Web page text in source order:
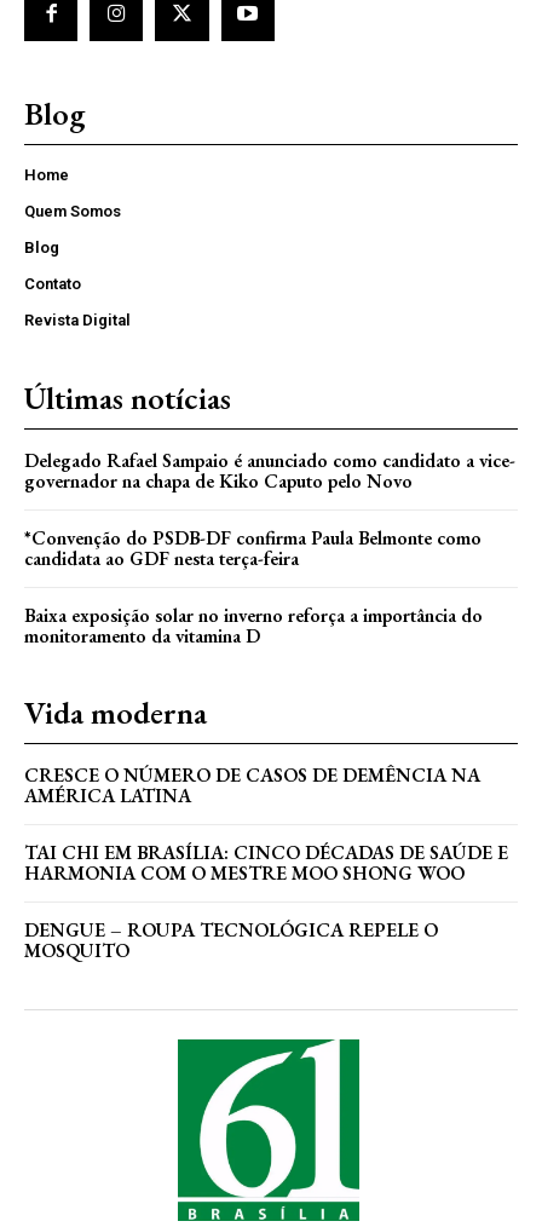
Blog
Home
Quem Somos
Blog
Contato
Revista Digital
Últimas notícias
Delegado Rafael Sampaio é anunciado como candidato a vice-
governador na chapa de Kiko Caputo pelo Novo
*Convenção do PSDB-DF confirma Paula Belmonte como
candidata ao GDF nesta terça-feira
Baixa exposição solar no inverno reforça a importância do
monitoramento da vitamina D
Vida moderna
CRESCE O NÚMERO DE CASOS DE DEMÊNCIA NA
AMÉRICA LATINA
TAI CHI EM BRASÍLIA: CINCO DÉCADAS DE SAÚDE E
HARMONIA COM O MESTRE MOO SHONG WOO
DENGUE – ROUPA TECNOLÓGICA REPELE O
MOSQUITO